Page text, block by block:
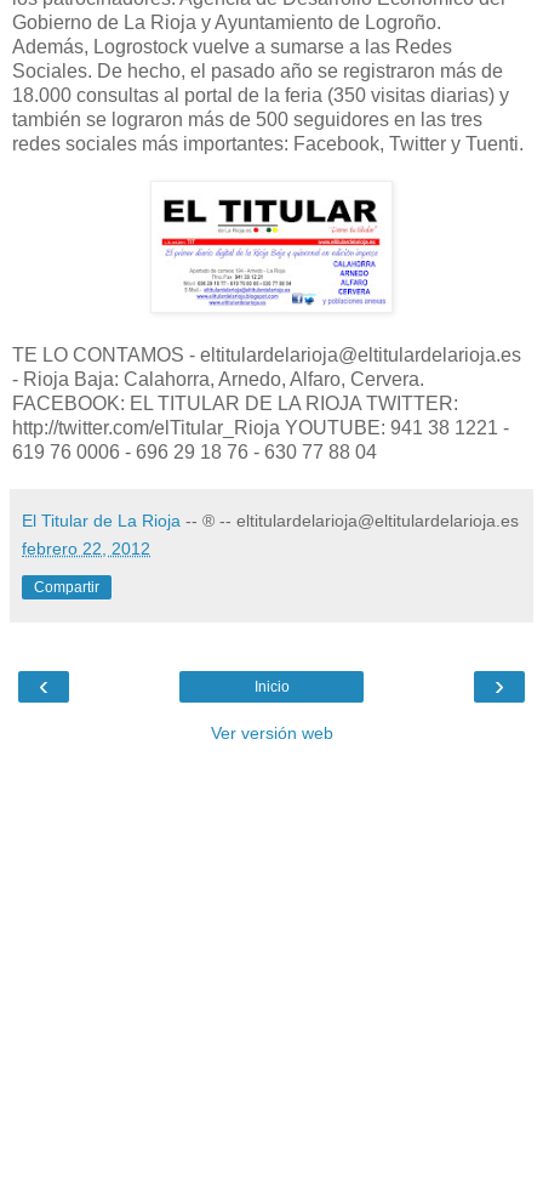
Gobierno de La Rioja y Ayuntamiento de Logroño.
Además, Logrostock vuelve a sumarse a las Redes
Sociales. De hecho, el pasado año se registraron más de
18.000 consultas al portal de la feria (350 visitas diarias) y
también se lograron más de 500 seguidores en las tres
redes sociales más importantes: Facebook, Twitter y Tuenti.
TE LO CONTAMOS - eltitulardelarioja@eltitulardelarioja.es
- Rioja Baja: Calahorra, Arnedo, Alfaro, Cervera.
FACEBOOK: EL TITULAR DE LA RIOJA TWITTER:
http://twitter.com/elTitular_Rioja YOUTUBE: 941 38 1221 -
619 76 0006 - 696 29 18 76 - 630 77 88 04
El Titular de La Rioja -- ® -- eltitulardelarioja@eltitulardelarioja.es
febrero 22, 2012
Compartir
‹ ›
Inicio
Ver versión web